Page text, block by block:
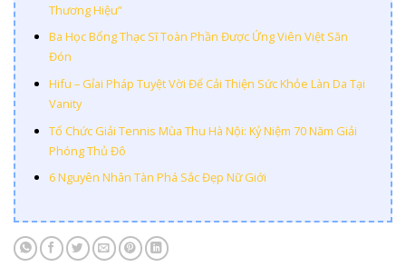
Thương Hiệu”
Ba Học Bổng Thạc Sĩ Toàn Phần Được Ứng Viên Việt Săn
Đón
Hifu – Gỉai Pháp Tuyệt Vời Để Cải Thiện Sức Khỏe Làn Da Tại
Vanity
Tổ Chức Giải Tennis Mùa Thu Hà Nội: Kỷ Niệm 70 Năm Giải
Phóng Thủ Đô
6 Nguyên Nhân Tàn Phá Sắc Đẹp Nữ Giới